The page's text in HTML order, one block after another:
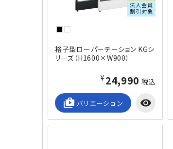
法人会員
割引対象
格子型ローパーテーション KGシ
リーズ（H1600×W900）
¥24,990 税込
shop_2 バリエーション visibility